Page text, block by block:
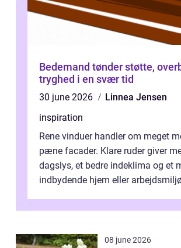
Bedemand tønder støtte, overblik og
tryghed i en svær tid
30 june 2026
Linnea Jensen
inspiration
Rene vinduer handler om meget
pæne facader. Klare ruder giver
dagslys, et bedre indeklima og et
indbydende hjem eller
08 june 2026